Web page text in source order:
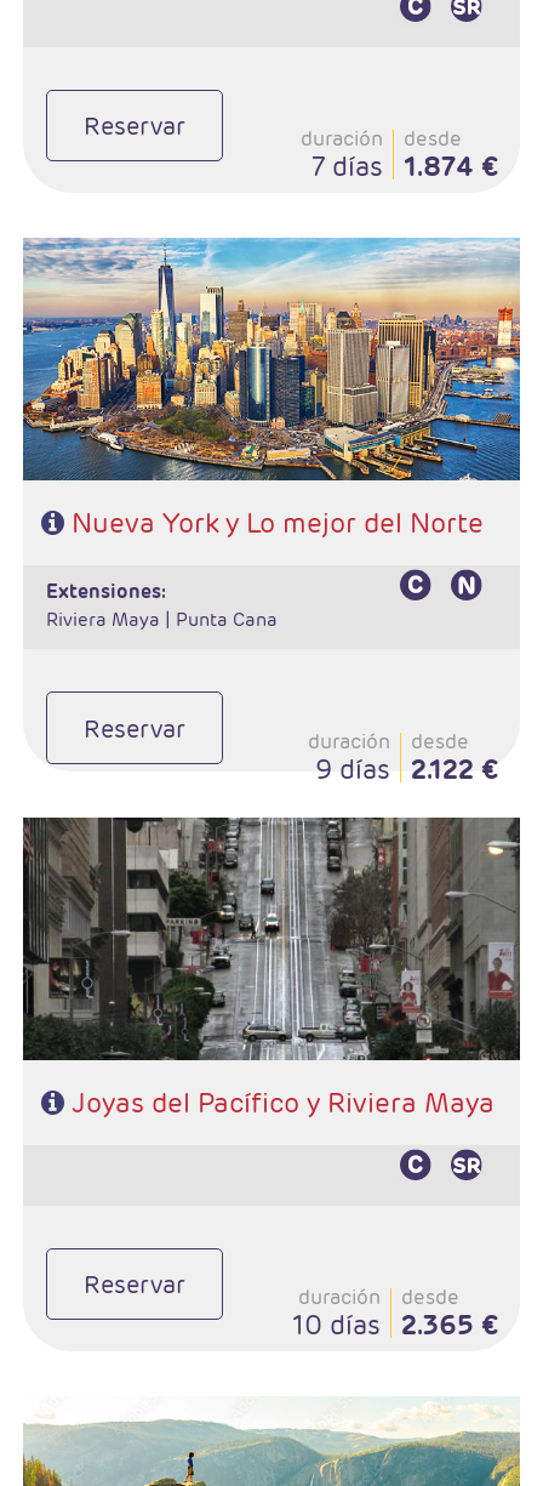
Reservar duración
7 días
desde
1.874 €
- Salidas: Martes
- Ruta: Nueva York - Philadelphia - Washington -
Niagara - Nueva York (posibilidad de ampliar noches)
- Categoría hotelera: Circuito 4* y hotel de su elección
en Nueva York
- Régimen: Alojamiento y desayuno en circuito y solo
alojamiento en Nueva York
- Nota: Consultar suplemento en fechas de Navidad
Nueva York y Lo mejor del Norte
extensiones:
Riviera Maya | Punta Cana
Reservar duración
9 días
desde
2.122 €
- Salida: Jueves
- Ruta: San Francisco - Monterey - Carmel - Lompoc -
Santa Bárbara - Los Angeles
- Categoría hotelera: 3*- 4*
- Régimen: Alojamiento y desayuno
- Extensión a Riviera Maya
Joyas del Pacífico y Riviera Maya
Reservar duración
10 días
desde
2.365 €
- Salida: Sábados
- Ruta: Los Angeles - Grand Canyon - Las Vegas -
Fresno o Mammoth Lakes - Yosemite - San Francisco -